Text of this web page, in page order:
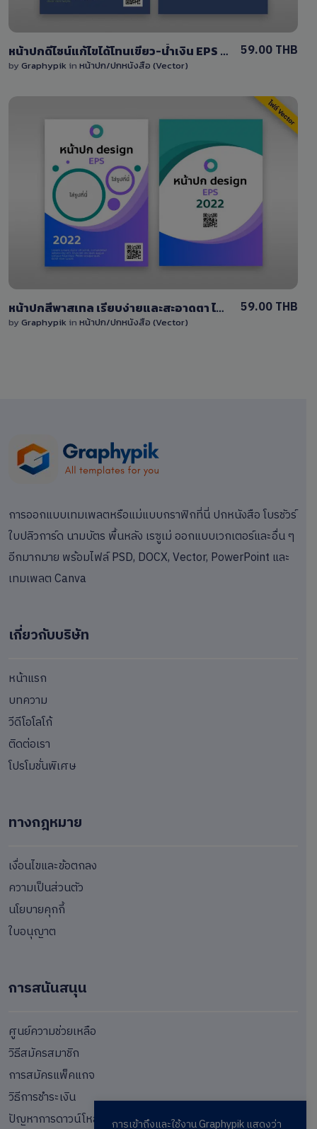
หน้าปกดีไซน์แก้ไขได้โทนเขียว-น้ำเงิน EPS file
by Graphypik in หน้าปก/ปกหนังสือ (Vector)
59.00 THB
View Details
หน้าปกสีพาสเทล เรียบง่ายและสะอาดตา ไฟล์ EPS แก้ไขได้
by Graphypik in หน้าปก/ปกหนังสือ (Vector)
59.00 THB
การออกแบบเทมเพลตหรือแม่แบบกราฟิกที่นี่ ปกหนังสือ โบรชัวร์
ใบปลิวการ์ด นามบัตร พื้นหลัง เรซูเม่ ออกแบบเวกเตอร์และอื่น ๆ
อีกมากมาย พร้อมไฟล์ PSD, DOCX, Vector, PowerPoint และ
เทมเพลต Canva
เกี่ยวกับบริษัท
หน้าแรก
บทความ
วีดีโอโลโก้
ติดต่อเรา
โปรโมชั่นพิเศษ
ทางกฎหมาย
เงื่อนไขและข้อตกลง
ความเป็นส่วนตัว
นโยบายคุกกี้
ใบอนุญาต
การสนันสนุน
ศูนย์ความช่วยเหลือ
วิธีสมัครสมาชิก
การสมัครแพ็คแกจ
วิธีการชำระเงิน
ปัญหาการดาวน์โหลด
การเข้าถึงและใช้งาน Graphypik แสดงว่า